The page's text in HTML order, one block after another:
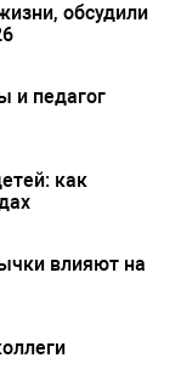
обсудили
и педагог
как
влияют на